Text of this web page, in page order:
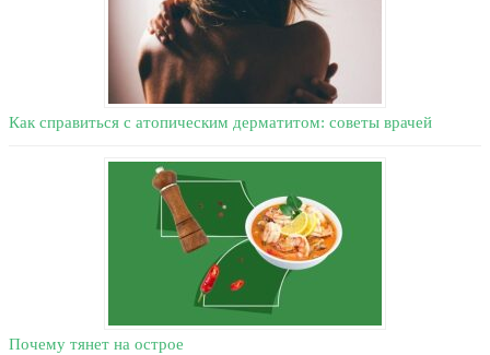
Как справиться с атопическим дерматитом: советы врачей
Почему тянет на острое